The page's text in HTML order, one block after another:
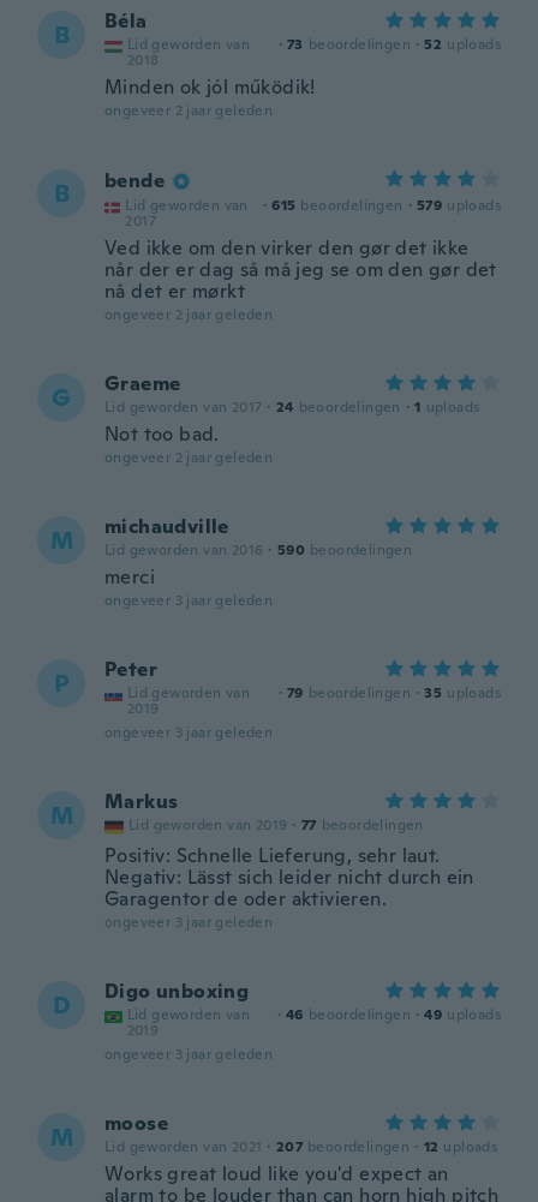
B Béla
Lid geworden van
2018
· 73 beoordelingen · 52 uploads
Minden ok jól működik!
ongeveer 2 jaar geleden
B bende
Lid geworden van
2017
· 615 beoordelingen · 579 uploads
Ved ikke om den virker den gør det ikke
når der er dag så må jeg se om den gør det
nå det er mørkt
ongeveer 2 jaar geleden
G Graeme
Lid geworden van 2017 · 24 beoordelingen · 1 uploads
Not too bad.
ongeveer 2 jaar geleden
M michaudville
Lid geworden van 2016 · 590 beoordelingen
merci
ongeveer 3 jaar geleden
P Peter
Lid geworden van
2019
· 79 beoordelingen · 35 uploads
ongeveer 3 jaar geleden
M Markus
Lid geworden van 2019 · 77 beoordelingen
Positiv: Schnelle Lieferung, sehr laut.
Negativ: Lässt sich leider nicht durch ein
Garagentor de oder aktivieren.
ongeveer 3 jaar geleden
D Digo unboxing
Lid geworden van
2019
· 46 beoordelingen · 49 uploads
ongeveer 3 jaar geleden
M moose
Lid geworden van 2021 · 207 beoordelingen · 12 uploads
Works great loud like you'd expect an
alarm to be louder than can horn high pitch